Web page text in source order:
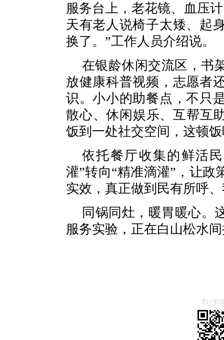
服务台上，老花镜、血压
天有老人说椅子太矮、起
换了。”工作人员介绍说。
在银龄休闲交流区，书
放健康科普视频，志愿者
识。小小的助餐点，不只
散心、休闲娱乐、互帮互
饭到一处社交空间，这顿
依托餐厅收集的鲜活
灌”转向“精准滴灌”，让政
实效，真正做到民有所呼
同锅同灶，暖胃暖心。
服务实验，正在白山松水
扫一扫